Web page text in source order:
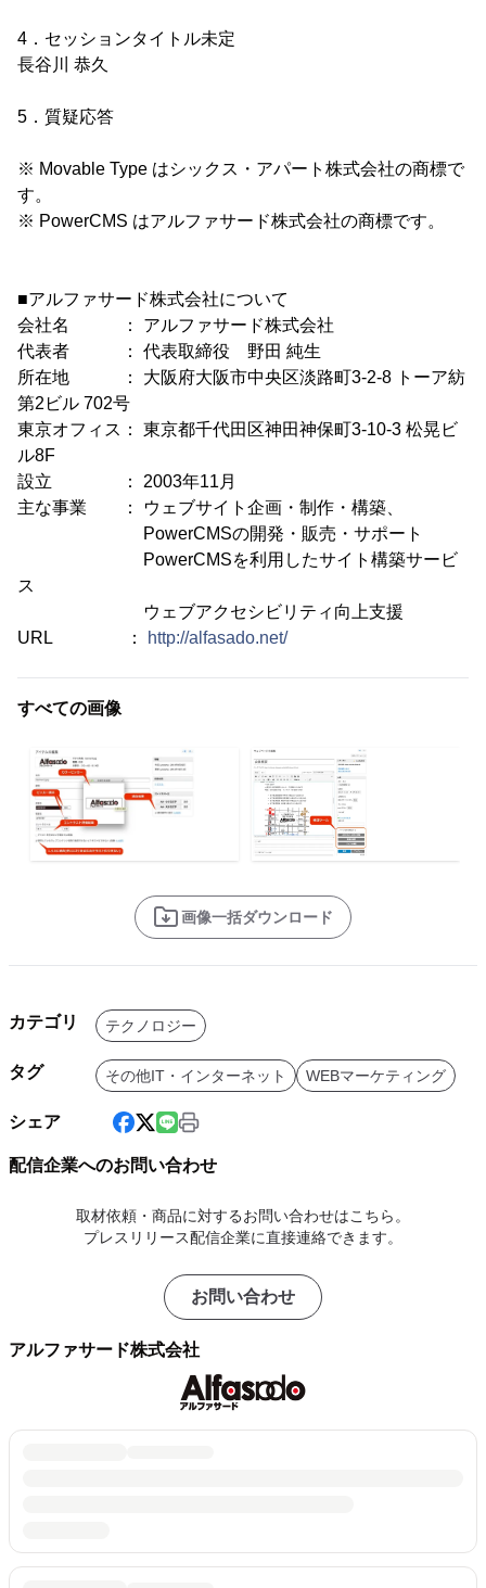
4．セッションタイトル未定
長谷川 恭久
5．質疑応答
※ Movable Type はシックス・アパート株式会社の商標で
す。
※ PowerCMS はアルファサード株式会社の商標です。
■アルファサード株式会社について
会社名 ： アルファサード株式会社
代表者 ： 代表取締役 野田 純生
所在地 ： 大阪府大阪市中央区淡路町3-2-8 トーア紡
第2ビル 702号
東京オフィス： 東京都千代田区神田神保町3-10-3 松晃ビ
ル8F
設立 ： 2003年11月
主な事業 ： ウェブサイト企画・制作・構築、
PowerCMSの開発・販売・サポート
PowerCMSを利用したサイト構築サービ
ス
ウェブアクセシビリティ向上支援
URL ：
http://alfasado.net/
すべての画像
画像一括ダウンロード
カテゴリ テクノロジー
タグ その他IT・インターネット WEBマーケティング
シェア
配信企業へのお問い合わせ
取材依頼・商品に対するお問い合わせはこちら。
プレスリリース配信企業に直接連絡できます。
お問い合わせ
アルファサード株式会社